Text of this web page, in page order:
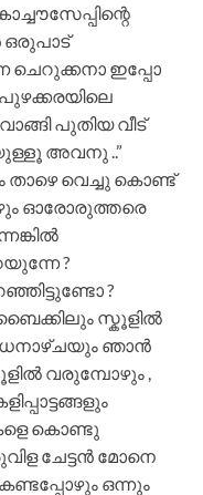
ഒരുപാട്
ചെറുക്കനാ ഇപ്പോ
പുതിയ വീട്
അവനു ..”
താഴെ വെച്ചു കൊണ്ട്
ഓരോരുത്തരെ
?
?
സ്കൂളിൽ
ഞാൻ
വരുമ്പോഴും ,
കൊണ്ടു
ചേട്ടൻ മോനെ
കണ്ടപ്പോഴും ഒന്നും